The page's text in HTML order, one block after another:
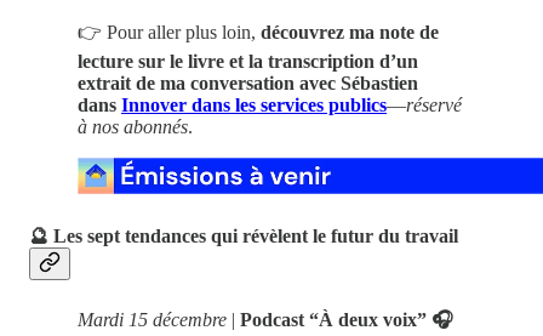
👉 Pour aller plus loin, découvrez ma note de
lecture sur le livre et la transcription d’un
extrait de ma conversation avec Sébastien
dans Innover dans les services publics—réservé
à nos abonnés.
🔮 Les sept tendances qui révèlent le futur du travail
Mardi 15 décembre | Podcast “À deux voix” 🎧